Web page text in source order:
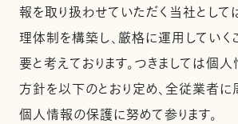
報を取り扱わせていただく当社として
理体制を構築し、厳格に運用していく
要と考えております。つきましては個
方針を以下のとおり定め、全従業者に
個人情報の保護に努めて参ります。